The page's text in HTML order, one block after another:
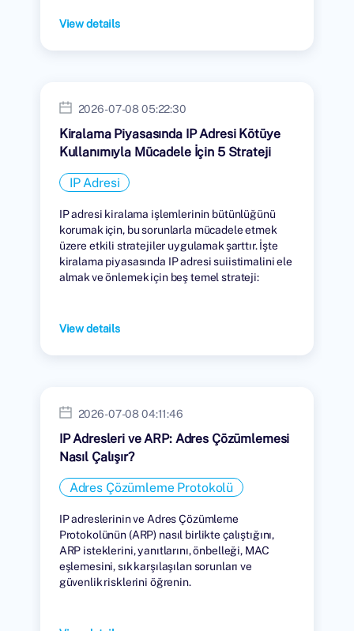
View details
2026-07-08 05:22:30
Kiralama Piyasasında IP Adresi Kötüye
Kullanımıyla Mücadele İçin 5 Strateji
IP Adresi
IP adresi kiralama işlemlerinin bütünlüğünü
korumak için, bu sorunlarla mücadele etmek
üzere etkili stratejiler uygulamak şarttır. İşte
kiralama piyasasında IP adresi suiistimalini ele
almak ve önlemek için beş temel strateji:
View details
2026-07-08 04:11:46
IP Adresleri ve ARP: Adres Çözümlemesi
Nasıl Çalışır?
Adres Çözümleme Protokolü
IP adreslerinin ve Adres Çözümleme
Protokolünün (ARP) nasıl birlikte çalıştığını,
ARP isteklerini, yanıtlarını, önbelleği, MAC
eşlemesini, sık karşılaşılan sorunları ve
güvenlik risklerini öğrenin.